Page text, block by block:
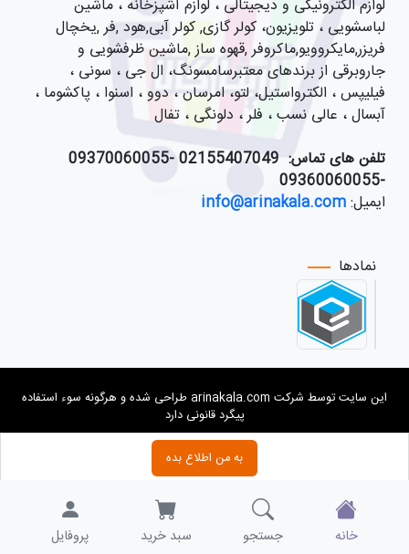
به من اطلاع بده
لوازم الکترونیکی و دیجیتالی ، لوازم آشپزخانه ، ماشین
لباسشویی ، تلویزیون، کولر گازی, کولر آبی,هود ,فر ,یخچال
فریزر,مایکروویو,ماکروفر ,قهوه ساز ,ماشین ظرفشویی و
جاروبرقی از برندهای معتبرسامسونگ، ال جی ، سونی ،
فیلیپس ، الکترواستیل، لتو، امرسان ، دوو ، اسنوا ، پاکشوما ،
آبسال ، عالی نسب ، فلر ، دلونگی ، تفال
تلفن های تماس:
021
55407049 -09370060055
-09360060055
ایمیل:info@arinakala.com
نمادها
این سایت توسط شرکت arinakala.com طراحی شده و هرگونه سوء استفاده
پیگرد قانونی دارد
خانه جستجو سبد خرید پروفایل